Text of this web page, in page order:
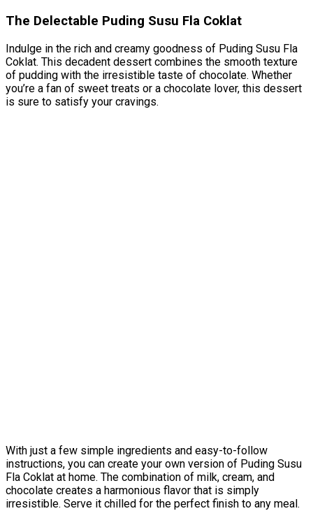
The Delectable Puding Susu Fla Coklat
Indulge in the rich and creamy goodness of Puding Susu Fla
Coklat. This decadent dessert combines the smooth texture
of pudding with the irresistible taste of chocolate. Whether
you’re a fan of sweet treats or a chocolate lover, this dessert
is sure to satisfy your cravings.
With just a few simple ingredients and easy-to-follow
instructions, you can create your own version of Puding Susu
Fla Coklat at home. The combination of milk, cream, and
chocolate creates a harmonious flavor that is simply
irresistible. Serve it chilled for the perfect finish to any meal.